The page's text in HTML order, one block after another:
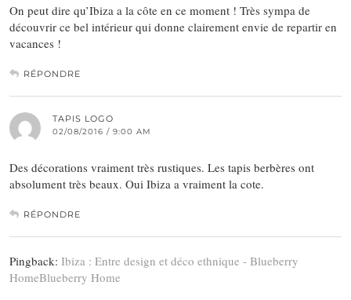
On peut dire qu’Ibiza a la côte en ce moment ! Très sympa de
découvrir ce bel intérieur qui donne clairement envie de repartir en
vacances !
RÉPONDRE
TAPIS LOGO
02/08/2016 / 9:00 AM
Des décorations vraiment très rustiques. Les tapis berbères ont
absolument très beaux. Oui Ibiza a vraiment la cote.
RÉPONDRE
Pingback: Ibiza : Entre design et déco ethnique - Blueberry
HomeBlueberry Home